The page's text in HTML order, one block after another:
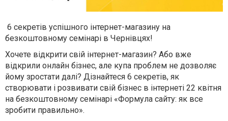
6 секретів успішного інтернет-магазину на
безкоштовному семінарі в Чернівцях!
Хочете відкрити свій інтернет-магазин? Або вже
відкрили онлайн бізнес, але купа проблем не дозволяє
йому зростати далі? Дізнайтеся 6 секретів, як
створювати і розвивати свій бізнес в інтернеті 22 квітня
на безкоштовному семінарі «Формула сайту: як все
зробити правильно».